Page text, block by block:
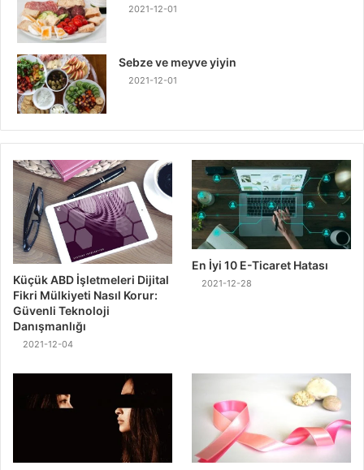
2021-12-01
Sebze ve meyve yiyin
2021-12-01
Küçük ABD İşletmeleri Dijital
Fikri Mülkiyeti Nasıl Korur:
Güvenli Teknoloji
Danışmanlığı
2021-12-04
En İyi 10 E-Ticaret Hatası
2021-12-28